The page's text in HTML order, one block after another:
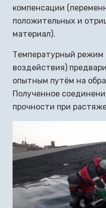
компенсации
положительных и
материал).
Температурный режим
воздействия)
опытным путём на
Полученное
прочности при